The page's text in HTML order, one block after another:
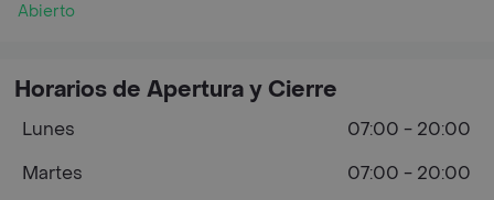
Abierto
Horarios de Apertura y Cierre
Lunes
07:00 - 20:00
Martes
07:00 - 20:00